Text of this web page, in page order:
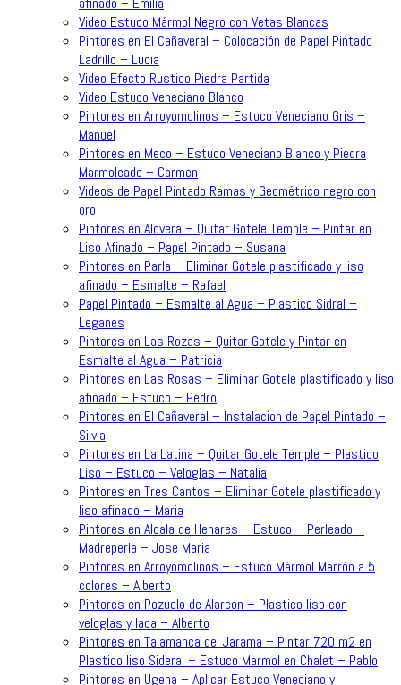
Video Estuco Mármol Negro con Vetas Blancas
Pintores en El Cañaveral – Colocación de Papel Pintado
Ladrillo – Lucia
Video Efecto Rustico Piedra Partida
Video Estuco Veneciano Blanco
Pintores en Arroyomolinos – Estuco Veneciano Gris –
Manuel
Pintores en Meco – Estuco Veneciano Blanco y Piedra
Marmoleado – Carmen
Videos de Papel Pintado Ramas y Geométrico negro con
oro
Pintores en Alovera – Quitar Gotele Temple – Pintar en
Liso Afinado – Papel Pintado – Susana
Pintores en Parla – Eliminar Gotele plastificado y liso
afinado – Esmalte – Rafael
Papel Pintado – Esmalte al Agua – Plastico Sidral –
Leganes
Pintores en Las Rozas – Quitar Gotele y Pintar en
Esmalte al Agua – Patricia
Pintores en Las Rosas – Eliminar Gotele plastificado y liso
afinado – Estuco – Pedro
Pintores en El Cañaveral – Instalacion de Papel Pintado –
Silvia
Pintores en La Latina – Quitar Gotele Temple – Plastico
Liso – Estuco – Veloglas – Natalia
Pintores en Tres Cantos – Eliminar Gotele plastificado y
liso afinado – Maria
Pintores en Alcala de Henares – Estuco – Perleado –
Madreperla – Jose Maria
Pintores en Arroyomolinos – Estuco Mármol Marrón a 5
colores – Alberto
Pintores en Pozuelo de Alarcon – Plastico liso con
veloglas y laca – Alberto
Pintores en Talamanca del Jarama – Pintar 720 m2 en
Plastico liso Sideral – Estuco Marmol en Chalet – Pablo
Pintores en Ugena – Aplicar Estuco Veneciano y